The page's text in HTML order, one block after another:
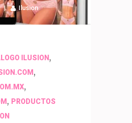
Ilusion
ILUSION ,
,
,
, PRODUCTOS